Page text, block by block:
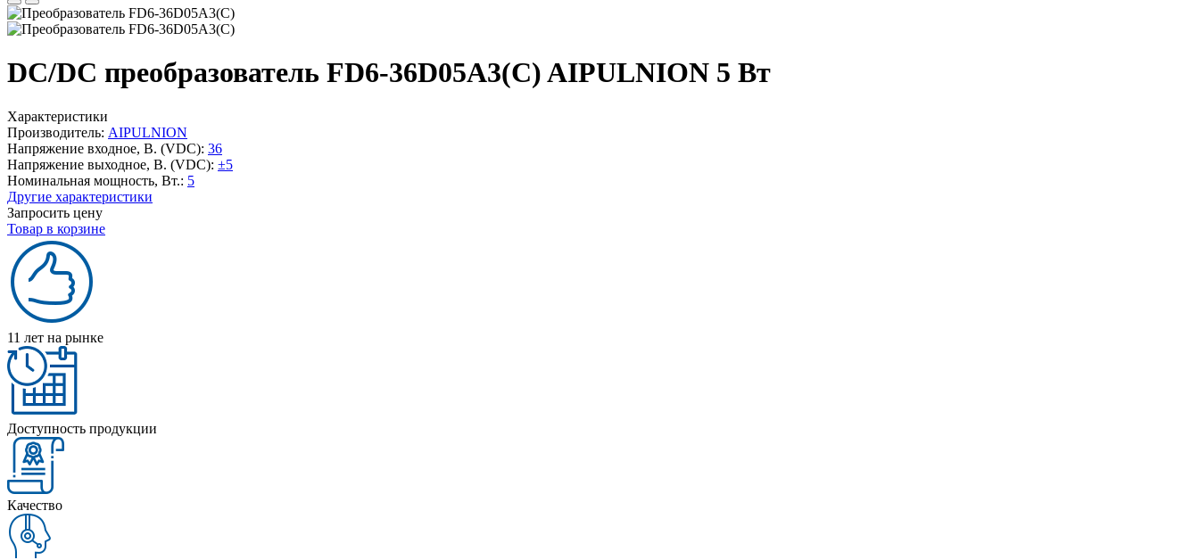
DC/DC преобразователь FD6-36D05A3(C) AIPULNION 5 Вт
Характеристики
Производитель: AIPULNION
Напряжение входное, В. (VDC): 36
Напряжение выходное, В. (VDC): ±5
Номинальная мощность, Вт.: 5
Другие характеристики
Запросить цену
Товар в корзине
11 лет на рынке
Доступность продукции
Качество